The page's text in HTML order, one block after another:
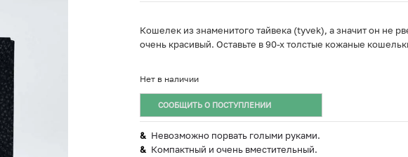
Кошелек из знаменитого тайвека (tyvek), а значит он не
очень красивый. Оставьте в 90-х толстые кожаные
Нет в наличии
СООБЩИТЬ О ПОСТУПЛЕНИИ
Невозможно порвать голыми руками.
Компактный и очень вместительный.